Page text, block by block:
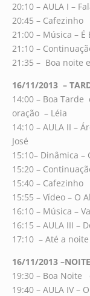
20:10 – AULA I –
20:45 – Cafezinho
21:00 – Música – É
21:10 –
21:35 – Boa noite
16/11/2013 –
14:00 – Boa Tarde
oração – Léia
14:10 – AULA II –
José
15:10– Dinâmica –
15:20 –
15:40 – Cafezinho
15:55 – Vídeo – O
16:10 – Música –
16:15 – AULA III –
17:10 – Até a noite
16/11/2013
19:30 – Boa Noite
19:40 – AULA IV –